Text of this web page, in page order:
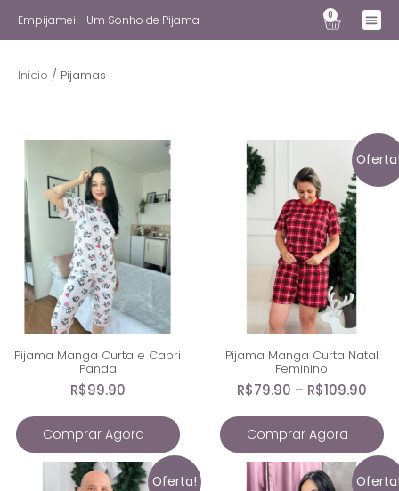
Empijamei - Um Sonho de Pijama 0
Início / Pijamas
Pijama Manga Curta e Capri
Panda
R$99.90
Comprar Agora
Pijama Manga Curta Natal
Feminino
R$79.90 – R$109.90
Comprar Agora
Oferta!